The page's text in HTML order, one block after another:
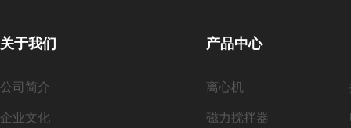
关于我们
公司简介
企业文化
产品中心
离心机
磁力搅拌器